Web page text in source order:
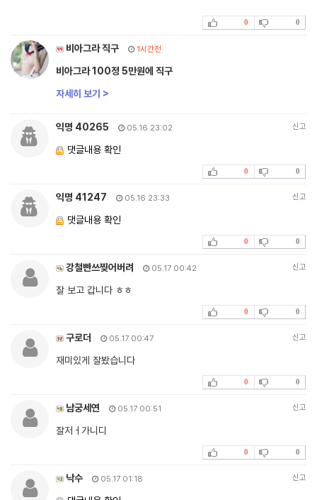
0 0
비아그라 직구 1시간전
비아그라 100정 5만원에 직구
자세히 보기 >
익명 40265 05.16 23:02 신고
댓글내용 확인
0 0
익명 41247 05.16 23:33 신고
댓글내용 확인
0 0
강철빤쓰찢어버려 05.17 00:42 신고
잘 보고 갑니다 ㅎㅎ
0 0
구로더 05.17 00:47 신고
재미있게 잘봤습니다
0 0
남궁세연 05.17 00:51 신고
잘저ㅓ가니디
0 0
낙수 05.17 01:18 신고